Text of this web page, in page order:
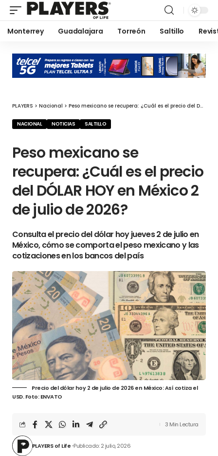
Monterrey Guadalajara Torreón Saltillo
PLAYERS > Nacional > Peso mexicano se recupera: ¿Cuál es el precio del DÓLAR HOY en México 2 de julio de 2026?
NACIONAL NOTICIAS SALTILLO
Peso mexicano se
recupera: ¿Cuál es el precio
del DÓLAR HOY en México 2
de julio de 2026?
Consulta el precio del dólar hoy jueves 2 de julio en
México, cómo se comporta el peso mexicano y las
cotizaciones en los bancos del país
Precio del dólar hoy 2 de julio de 2026 en México: Así cotiza el
USD. Foto: ENVATO
PLAYERS of Life Publicado: 2 julio, 2026
3 Min Lectura